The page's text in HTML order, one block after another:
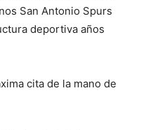
San Antonio Spurs
deportiva años
cita de la mano de